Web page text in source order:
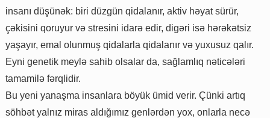
insanı düşünək: biri düzgün qidalanır, aktiv həyat sürür,
çəkisini qoruyur və stresini idarə edir, digəri isə hərəkətsiz
yaşayır, emal olunmuş qidalarla qidalanır və yuxusuz qalır.
Eyni genetik meylə sahib olsalar da, sağlamlıq nəticələri
tamamilə fərqlidir.
Bu yeni yanaşma insanlara böyük ümid verir. Çünki artıq
söhbət yalnız miras aldığımız genlərdən yox, onlarla necə